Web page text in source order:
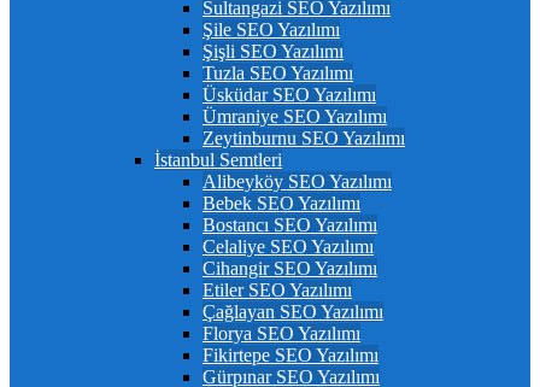
Sultangazi SEO Yazılımı
Şile SEO Yazılımı
Şişli SEO Yazılımı
Tuzla SEO Yazılımı
Üsküdar SEO Yazılımı
Ümraniye SEO Yazılımı
Zeytinburnu SEO Yazılımı
İstanbul Semtleri
Alibeyköy SEO Yazılımı
Bebek SEO Yazılımı
Bostancı SEO Yazılımı
Celaliye SEO Yazılımı
Cihangir SEO Yazılımı
Etiler SEO Yazılımı
Çağlayan SEO Yazılımı
Florya SEO Yazılımı
Fikirtepe SEO Yazılımı
Gürpınar SEO Yazılımı